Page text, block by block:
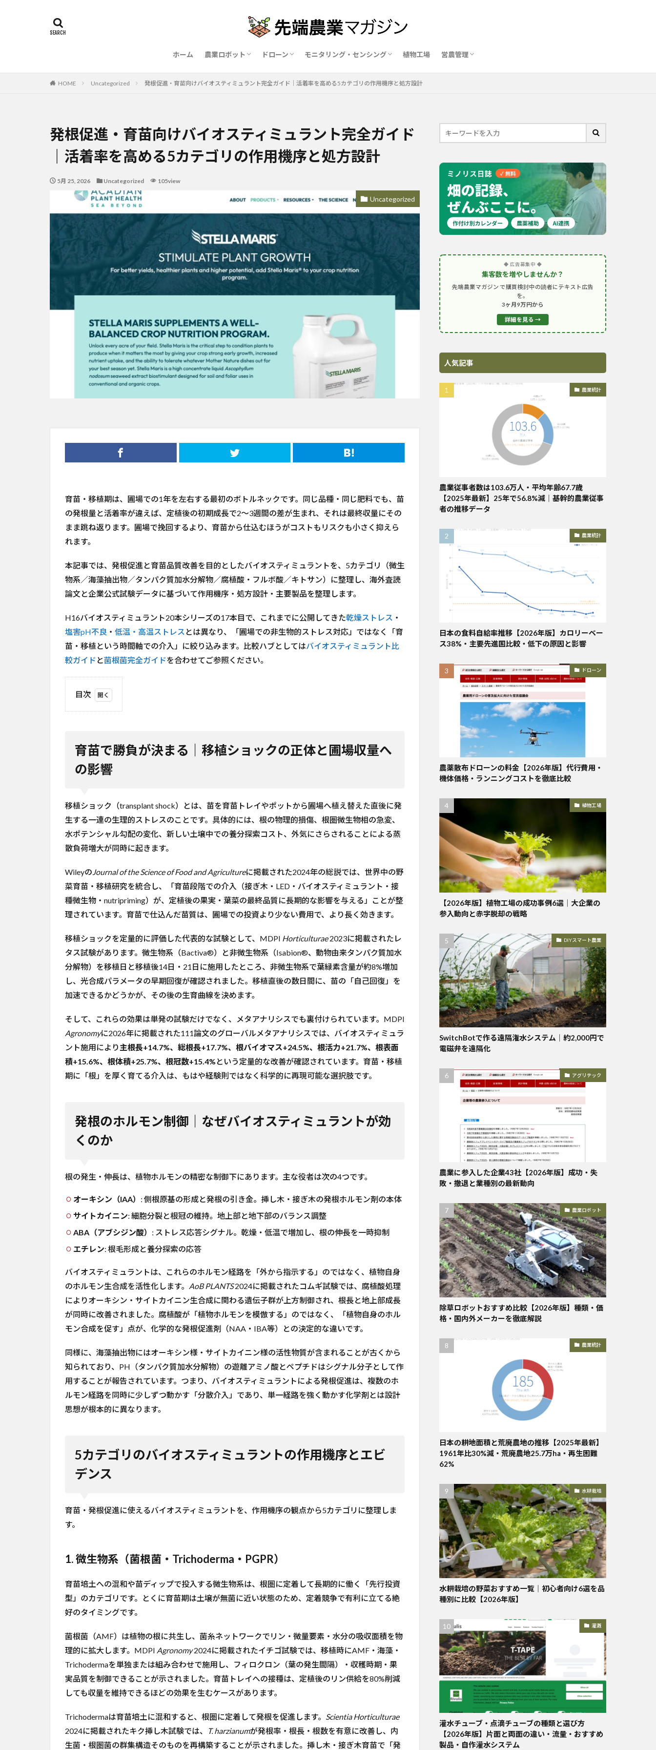
ホーム 農業ロボット
農業ロボットメーカー比較15社
ドローン
ドローン農薬散布の代行業者比較
ハウス用遮光剤・遮熱剤の比較
モニタリング・センシング
農業用環境制御システム比較
植物工場 営農管理
圃場管理アプリおすすめ10選
農業用トイレ比較
バイオスティミュラント完全ガイド
HOME Uncategorized 発根促進・育苗向けバイオスティミュラント完全ガイド｜活着率を高める5カテゴリの作用機序と処方設計
発根促進・育苗向けバイオスティミュラント完全ガイド
｜活着率を高める5カテゴリの作用機序と処方設計
5月 25, 2026 Uncategorized 105view
Uncategorized
育苗・移植期は、圃場での1年を左右する最初のボトルネックです。同じ品種・同じ肥料でも、苗
の発根量と活着率が違えば、定植後の初期成長で2〜3週間の差が生まれ、それは最終収量にその
まま跳ね返ります。圃場で挽回するより、育苗から仕込むほうがコストもリスクも小さく抑えら
れます。
本記事では、発根促進と育苗品質改善を目的としたバイオスティミュラントを、5カテゴリ（微生
物系／海藻抽出物／タンパク質加水分解物／腐植酸・フルボ酸／キトサン）に整理し、海外査読
論文と企業公式試験データに基づいて作用機序・処方設計・主要製品を整理します。
H16バイオスティミュラント20本シリーズの17本目で、これまでに公開してきた乾燥ストレス ・
塩害pH不良 ・ 低温・高温ストレス とは異なり、「圃場での非生物的ストレス対応」ではなく「育
苗・移植という時間軸での介入」に絞り込みます。比較ハブとしてはバイオスティミュラント比
較ガイド と菌根菌完全ガイドを合わせてご参照ください。
目次
勝
が
る
｜
移
植
シ
ョ
ク
の
体
と
場
量
へ
影
響
発
根
の
ル
モ
｜
な
ぜ
ス
ィ
ュ
ラ
ト
効
く
の
か
3
5カ
ゴ
の
バ
イ
ス
ュ
ン
用
機
エ
ビ
ン
ス
3.1
1. 微生
菌・
Trichoderma・
PGPR）
藻抽出物
（A.
E.
3.3
3.
育苗で勝負が決まる｜移植ショックの正体と圃場収量へ
の影響
移植ショック（transplant shock）とは、苗を育苗トレイやポットから圃場へ植え替えた直後に発
生する一連の生理的ストレスのことです。具体的には、根の物理的損傷、根圏微生物相の急変、
水ポテンシャル勾配の変化、新しい土壌中での養分探索コスト、外気にさらされることによる蒸
散負荷増大が同時に起きます。
WileyのJournal of the Science of Food and Agricultureに掲載された2024年の総説では、世界中の野
菜育苗・移植研究を統合し、「育苗段階での介入（接ぎ木・LED・バイオスティミュラント・接
種微生物・nutripriming）が、定植後の果実・葉菜の最終品質に長期的な影響を与える」ことが整
理されています。育苗で仕込んだ苗質は、圃場での投資より少ない費用で、より長く効きます。
移植ショックを定量的に評価した代表的な試験として、MDPI Horticulturae2023に掲載されたレ
タス試験があります。微生物系（Bactiva®）と非微生物系（Isabion®、動物由来タンパク質加水
分解物）を移植日と移植後14日・21日に施用したところ、非微生物系で葉緑素含量が約8%増加
し、光合成パラメータの早期回復が確認されました。移植直後の数日間に、苗の「自己回復」を
加速できるかどうかが、その後の生育曲線を決めます。
そして、これらの効果は単発の試験だけでなく、メタアナリシスでも裏付けられています。MDPI
Agronomyに2026年に掲載された111論文のグローバルメタアナリシスでは、バイオスティミュラ
ント施用により 主根長+14.7%、総根長+17.7%、根バイオマス+24.5%、根活力+21.7%、根表面
積+15.6%、根体積+25.7%、根冠数+15.4% という定量的な改善が確認されています。育苗・移植
期に「根」を厚く育てる介入は、もはや経験則ではなく科学的に再現可能な選択肢です。
発根のホルモン制御｜なぜバイオスティミュラントが効
くのか
根の発生・伸長は、植物ホルモンの精密な制御下にあります。主な役者は次の4つです。
オーキシン（IAA） : 側根原基の形成と発根の引き金。挿し木・接ぎ木の発根ホルモン剤の本体
サイトカイニン: 細胞分裂と根冠の維持。地上部と地下部のバランス調整
ABA（アブシジン酸） : ストレス応答シグナル。乾燥・低温で増加し、根の伸長を一時抑制
エチレン: 根毛形成と養分探索の応答
バイオスティミュラントは、これらのホルモン経路を「外から指示する」のではなく、植物自身
のホルモン生合成を活性化します。 AoB PLANTS2024に掲載されたコムギ試験では、腐植酸処理
によりオーキシン・サイトカイニン生合成に関わる遺伝子群が上方制御され、根長と地上部成長
が同時に改善されました。腐植酸が「植物ホルモンを模倣する」のではなく、「植物自身のホル
モン合成を促す」点が、化学的な発根促進剤（NAA・IBA等）との決定的な違いです。
同様に、海藻抽出物にはオーキシン様・サイトカイニン様の活性物質が含まれることが古くから
知られており、PH（タンパク質加水分解物）の遊離アミノ酸とペプチドはシグナル分子として作
用することが報告されています。つまり、バイオスティミュラントによる発根促進は、複数のホ
ルモン経路を同時に少しずつ動かす「分散介入」であり、単一経路を強く動かす化学剤とは設計
思想が根本的に異なります。
5カテゴリのバイオスティミュラントの作用機序とエビ
デンス
育苗・発根促進に使えるバイオスティミュラントを、作用機序の観点から5カテゴリに整理しま
す。
1. 微生物系（菌根菌・Trichoderma・PGPR）
育苗培土への混和や苗ディップで投入する微生物系は、根圏に定着して長期的に働く「先行投資
型」のカテゴリです。とくに育苗期は土壌が無菌に近い状態のため、定着競争で有利に立てる絶
好のタイミングです。
菌根菌（AMF）は植物の根に共生し、菌糸ネットワークでリン・微量要素・水分の吸収面積を物
理的に拡大します。MDPI Agronomy2024に掲載されたイチゴ試験では、移植時にAMF・海藻・
Trichodermaを単独または組み合わせで施用し、フィロクロン（葉の発生間隔）・収穫時期・果
実品質を制御できることが示されました。育苗トレイへの接種は、定植後のリン供給を80%削減
しても収量を維持できるほどの効果を生むケースがあります。
Trichodermaは育苗培土に混和すると、根圏に定着して発根を促進します。 Scientia Horticulturae
2024に掲載されたキク挿し木試験では、
T. harzianumが発根率・根長・根数を有意に改善し、内
生菌・根圏菌の群集構造そのものを再構築することが示されました。挿し木・接ぎ木育苗で「発
◆ 広告募集中 ◆
集客数を増やしませんか？
先端農業マガジン で購買検討中の読者にテキスト広告
を。
3ヶ月9万円から
詳細を見る →
人気記事
農業統計
農業従事者数は103.6万人・平均年齢67.7歳
【2025年最新】25年で56.8%減｜基幹的農業従事
者の推移データ
農業統計
日本の食料自給率推移【2026年版】カロリーベー
ス38%・主要先進国比較・低下の原因と影響
ドローン
農薬散布ドローンの料金【2026年版】代行費用・
機体価格・ランニングコストを徹底比較
植物工場
【2026年版】植物工場の成功事例6選｜大企業の
参入動向と赤字脱却の戦略
DIYスマート農業
SwitchBotで作る遠隔潅水システム｜約2,000円で
電磁弁を遠隔化
アグリテック
農業に参入した企業43社【2026年版】成功・失
敗・撤退と業種別の最新動向
農業ロボット
除草ロボットおすすめ比較【2026年版】種類・価
格・国内外メーカーを徹底解説
農業統計
日本の耕地面積と荒廃農地の推移【2025年最新】
1961年比30%減・荒廃農地25.7万ha・再生困難
62%
水耕栽培
水耕栽培の野菜おすすめ一覧｜初心者向け6選を品
種別に比較【2026年版】
灌漑
灌水チューブ・点滴チューブの種類と選び方
【2026年版】片面と両面の違い・流量・おすすめ
製品・自作灌水システム